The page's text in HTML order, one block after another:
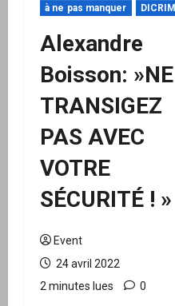
à ne pas manquer DICRIM
Alexandre
Boisson: »NE
TRANSIGEZ
PAS AVEC
VOTRE
SÉCURITÉ ! »
Event
24 avril 2022
2 minutes lues
0